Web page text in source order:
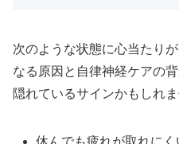
次のような状態に心当たり
なる原因と自律神経ケアの
隠れているサインかもしれま